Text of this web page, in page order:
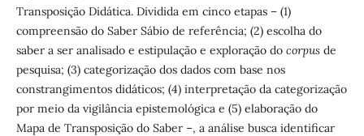
Transposição Didática. Dividida em cinco etapas – (1)
compreensão do Saber Sábio de referência; (2) escolha do
saber a ser analisado e estipulação e exploração do corpus de
pesquisa; (3) categorização dos dados com base nos
constrangimentos didáticos; (4) interpretação da categorização
por meio da vigilância epistemológica e (5) elaboração do
Mapa de Transposição do Saber –, a análise busca identificar